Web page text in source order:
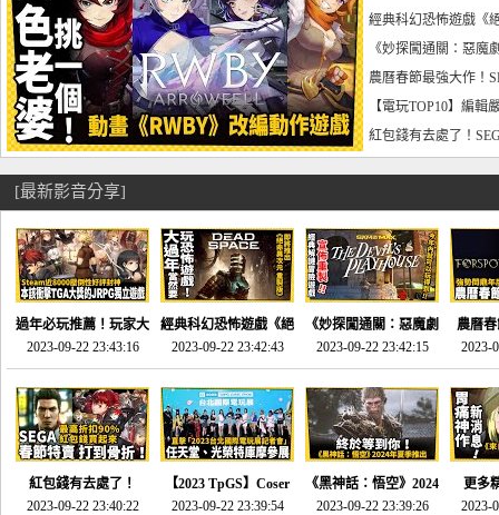
宅速配20230126
經典科幻恐怖遊戲《
懼體驗-電玩宅速配
《妙探闖通關：惡
到!!-電玩宅速配
農曆春節最強大作！
電玩宅速配20230123
【電玩TOP10】編
了，封面圖直接雷你
紅包錢有去處了！
宅速配20230119
[最新影音分享]
過年必玩推薦！玩家大
推的JRPG神作《神之
天平》介紹！-電玩宅
速配20230126
2023-09-22 23:43:16
經典科幻恐怖遊戲《絕
命異次元 重製版》重
回「石村號」的恐懼體
驗-電玩宅速配
20230125
2023-09-22 23:42:43
《妙探闖通關：惡魔劇
場》將推出「重製
版」!!!今年就能玩到!!-
電玩宅速配20230124
2023-09-22 23:42:15
農曆
SE社
動作角
電玩宅
2023-
紅包錢有去處了！
SEGA春節特賣 超過85
2023-09-22 23:40:22
【2023 TpGS】Coser
和Show Girl搶先看！
2023-09-22 23:39:54
《黑神話：悟空》2024
年夏季推出！確定不會
2023-09-22 23:39:26
更多
《來
2023-